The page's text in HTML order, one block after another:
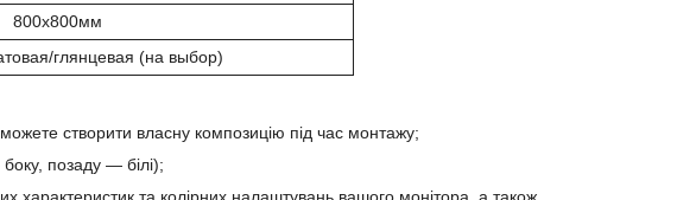
800х800мм
глянцевая (на выбор)
створити власну композицію під час монтажу;
позаду — білі);